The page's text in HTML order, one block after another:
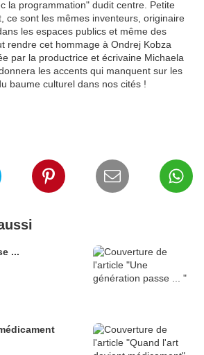
la programmation" dudit centre. Petite
ce sont les mêmes inventeurs, originaire
les espaces publics et même des
rendre cet hommage à Ondrej Kobza
par la productrice et écrivaine Michaela
les accents qui manquent sur les
baume culturel dans nos cités !
...